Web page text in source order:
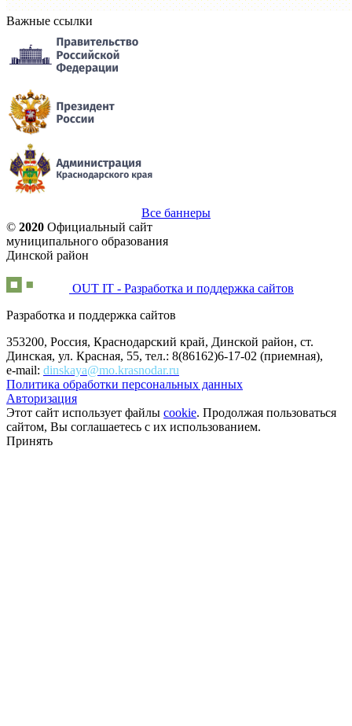
Важные ссылки
Все баннеры
© 2020 Официальный сайт
муниципального образования
Динской район
OUT IT - Разработка и поддержка сайтов
Разработка и поддержка сайтов
353200, Россия, Краснодарский край, Динской район, ст.
Динская, ул. Красная, 55, тел.: 8(86162)6-17-02 (приемная),
e-mail: dinskaya@mo.krasnodar.ru
Политика обработки персональных данных
Авторизация
Этот сайт использует файлы cookie. Продолжая пользоваться
сайтом, Вы соглашаетесь с их использованием.
Принять